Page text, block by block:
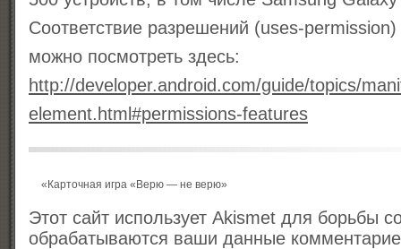
Соответствие разрешений (uses-
можно посмотреть здесь:
http://developer.android.com/guide/topics/
element.html#permissions-features
« Карточная игра «Верю — не верю»
Этот сайт использует Akismet для борьбы
обрабатываются ваши данные